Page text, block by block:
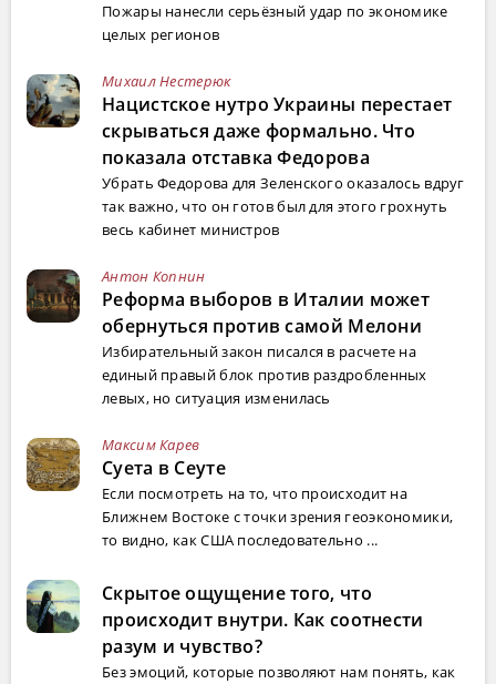
Пожары нанесли серьёзный удар по экономике
целых регионов
Михаил Нестерюк
Нацистское нутро Украины перестает
скрываться даже формально. Что
показала отставка Федорова
Убрать Федорова для Зеленского оказалось вдруг
так важно, что он готов был для этого грохнуть
весь кабинет министров
Антон Копнин
Реформа выборов в Италии может
обернуться против самой Мелони
Избирательный закон писался в расчете на
единый правый блок против раздробленных
левых, но ситуация изменилась
Максим Карев
Суета в Сеуте
Если посмотреть на то, что происходит на
Ближнем Востоке с точки зрения геоэкономики,
то видно, как США последовательно ...
Скрытое ощущение того, что
происходит внутри. Как соотнести
разум и чувство?
Без эмоций, которые позволяют нам понять, как